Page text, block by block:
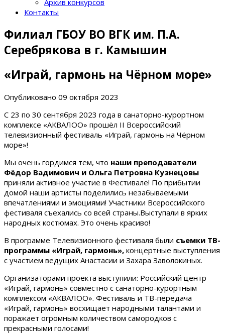
Архив конкурсов
Контакты
Филиал ГБОУ ВО ВГК им. П.А.
Серебрякова в г. Камышин
«Играй, гармонь на Чёрном море»
Опубликовано 09 октября 2023
С 23 по 30 сентября 2023 года в санаторно-курортном
комплексе «АКВАЛОО» прошёл II Всероссийский
телевизионный фестиваль «Играй, гармонь на Чёрном
море»!
Мы очень гордимся тем, что наши преподаватели
Фёдор Вадимович и Ольга Петровна Кузнецовы
приняли активное участие в Фестивале! По прибытии
домой наши артисты поделились незабываемыми
впечатлениями и эмоциями! Участники Всероссийского
фестиваля съехались со всей страны.Выступали в ярких
народных костюмах. Это очень красиво!
В программе Телевизионного фестиваля были съемки ТВ-
программы «Играй, гармонь», концертные выступления
с участием ведущих Анастасии и Захара Заволокиных.
Организаторами проекта выступили: Российский центр
«Играй, гармонь» совместно с санаторно-курортным
комплексом «АКВАЛОО». Фестиваль и ТВ-передача
«Играй, гармонь» восхищает народными талантами и
поражает огромным количеством самородков с
прекрасными голосами!